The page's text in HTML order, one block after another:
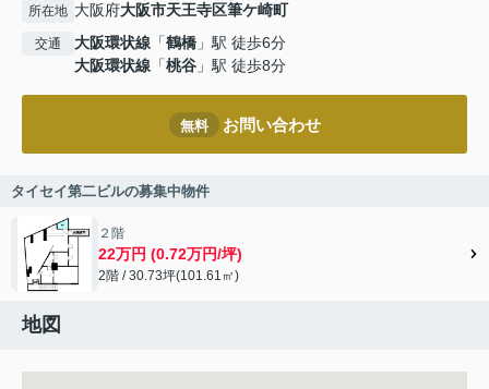
所在地 大阪府大阪市天王寺区筆ケ崎町
交通 大阪環状線 「鶴橋 」駅 徒歩6分
大阪環状線 「桃谷 」駅 徒歩8分
無料 お問い合わせ
タイセイ第二ビルの募集中物件
２階
22万円 (0.72万円/坪)
2階 / 30.73坪(101.61㎡)
地図